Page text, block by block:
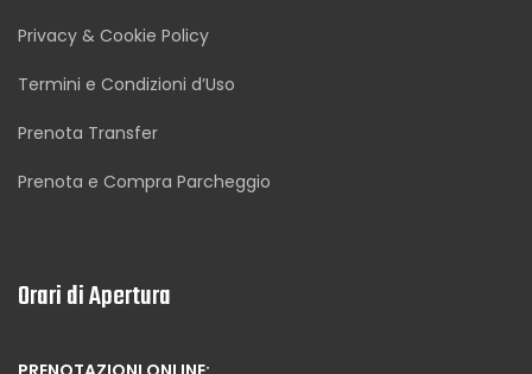
Privacy & Cookie Policy
Termini e Condizioni d’Uso
Prenota Transfer
Prenota e Compra Parcheggio
Orari di Apertura